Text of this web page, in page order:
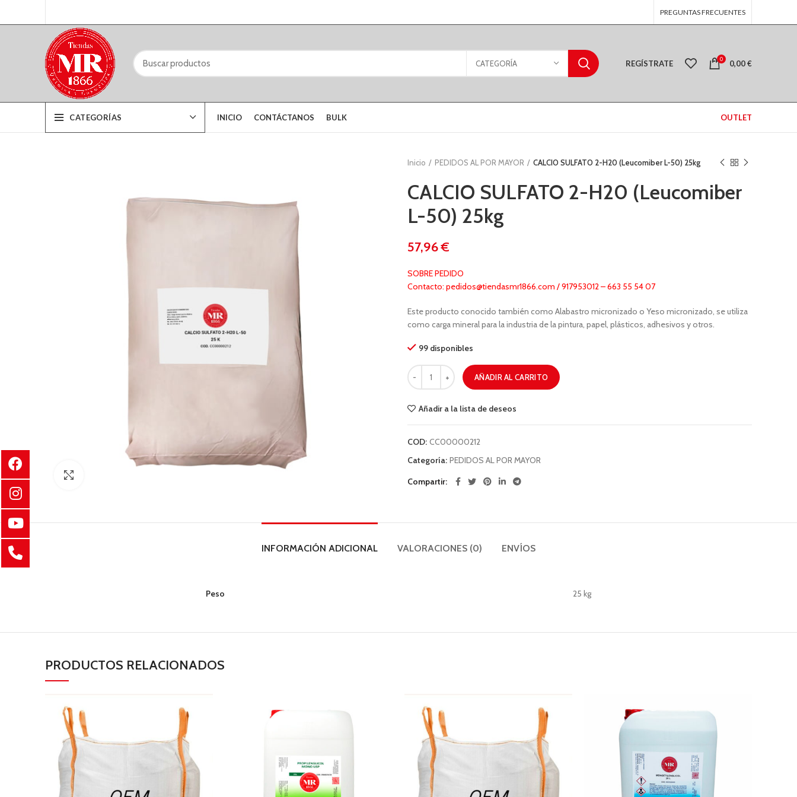
PREGUNTAS FRECUENTES
CATEGORÍA REGÍSTRATE 0 0,00€
CATEGORÍAS INICIO CONTÁCTANOS BULK OUTLET
Inicio PEDIDOS AL POR MAYOR CALCIO SULFATO 2-H20 (Leucomiber L-50) 25kg
CALCIO SULFATO 2-H20 (Leucomiber
L-50) 25kg
€
SOBRE PEDIDO
Contacto: pedidos@tiendasmr1866.com / 917953012 – 663 55 54 07
Este producto conocido también como Alabastro micronizado o Yeso micronizado, se utiliza
como carga mineral para la industria de la pintura, papel, plásticos, adhesivos y otros.
99 disponibles
AÑADIR AL CARRITO
Añadir a la lista de deseos
COD: CC00000212
Categoría: PEDIDOS AL POR MAYOR
Compartir
INFORMACIÓN ADICIONAL VALORACIONES (0) ENVÍOS
Peso 25 kg
PRODUCTOS RELACIONADOS